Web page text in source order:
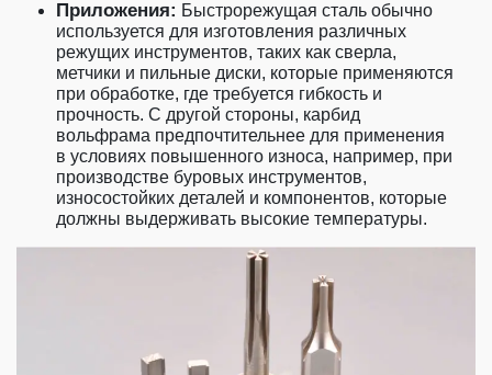
Приложения: Быстрорежущая сталь обычно
используется для изготовления различных
режущих инструментов, таких как сверла,
метчики и пильные диски, которые применяются
при обработке, где требуется гибкость и
прочность. С другой стороны, карбид
вольфрама предпочтительнее для применения
в условиях повышенного износа, например, при
производстве буровых инструментов,
износостойких деталей и компонентов, которые
должны выдерживать высокие температуры.